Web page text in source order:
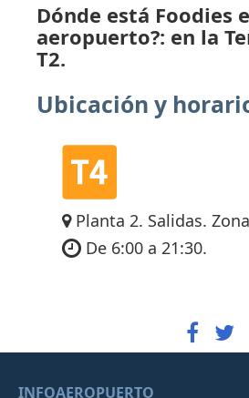
Dónde está Foodies
aeropuerto?: en la
T2.
Ubicación y
Planta 2. Salidas.
De 6:00 a 21:30.
INFOAEROPUERTO